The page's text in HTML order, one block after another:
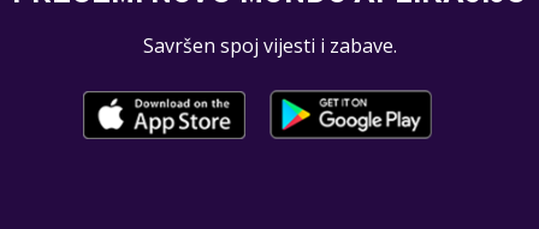
Savršen spoj vijesti i zabave.